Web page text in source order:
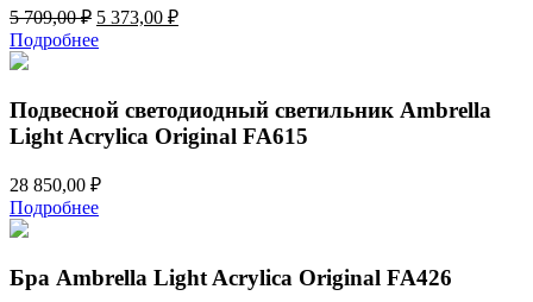
5 709,00₽ Первоначальная
цена
составляла
709,00 ₽.
5 373,00 ₽Текущая
Подробнее
Подвесной светодиодный светильник Ambrella
Light Acrylica Original FA615
28 850,00 ₽
Подробнее
Бра Ambrella Light Acrylica Original FA426